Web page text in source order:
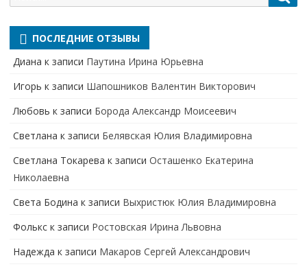
для:
ПОСЛЕДНИЕ ОТЗЫВЫ
Диана к записи Паутина Ирина Юрьевна
Игорь к записи Шапошников Валентин Викторович
Любовь к записи Борода Александр Моисеевич
Светлана к записи Белявская Юлия Владимировна
Cветлана Токарева к записи Осташенко Екатерина
Николаевна
Света Бодина к записи Выхристюк Юлия Владимировна
Фолькс к записи Ростовская Ирина Львовна
Надежда к записи Макаров Сергей Александрович